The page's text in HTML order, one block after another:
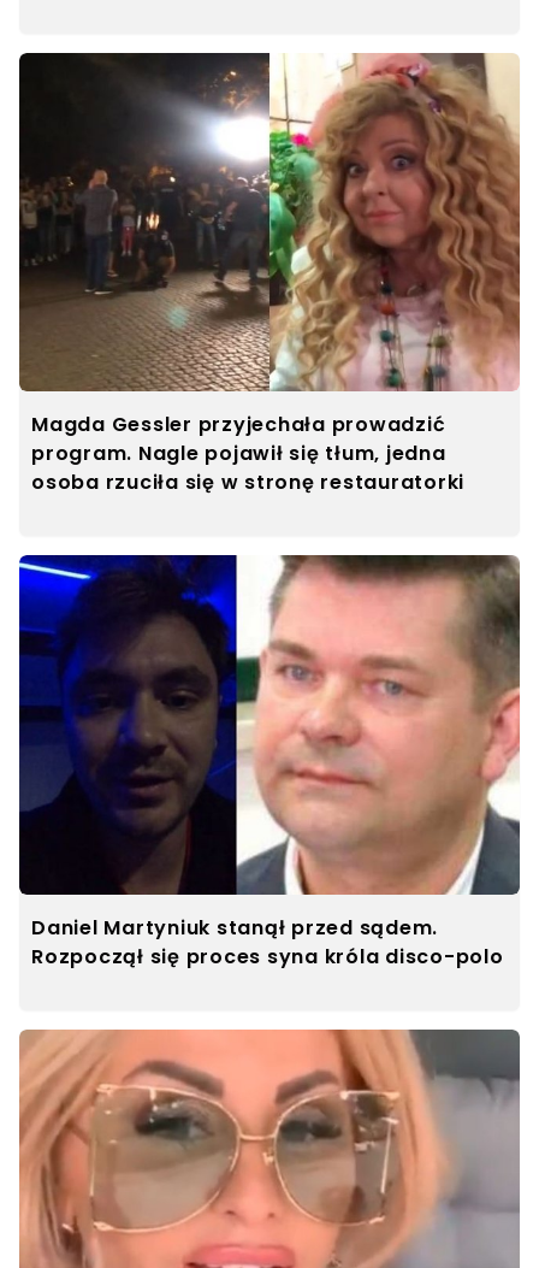
Magda Gessler przyjechała prowadzić
program. Nagle pojawił się tłum, jedna
osoba rzuciła się w stronę restauratorki
Daniel Martyniuk stanął przed sądem.
Rozpoczął się proces syna króla disco-polo